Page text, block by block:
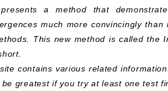
a method that
much more convincingly than
This new method is called the
contains various related
be greatest if you try at least one test